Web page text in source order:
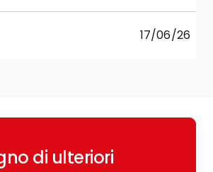
17/06/26
di ulteriori